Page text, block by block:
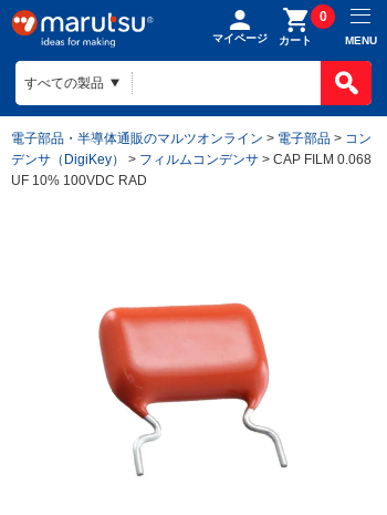
マイページ カート
0
MENU
電子部品・半導体通販のマルツオンライン > 電子部品 > コン
デンサ（DigiKey）
> フィルムコンデンサ > CAP FILM 0.068
UF 10% 100VDC RAD